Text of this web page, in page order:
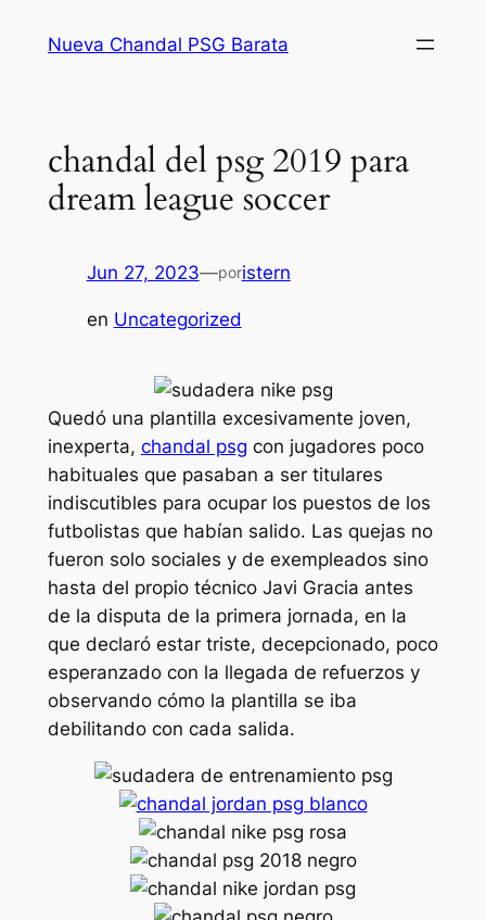
Nueva Chandal PSG Barata
chandal del psg 2019 para
dream league soccer
Jun 27, 2023—poristern
en Uncategorized
Quedó una plantilla excesivamente joven,
inexperta, chandal psg con jugadores poco
habituales que pasaban a ser titulares
indiscutibles para ocupar los puestos de los
futbolistas que habían salido. Las quejas no
fueron solo sociales y de exempleados sino
hasta del propio técnico Javi Gracia antes
de la disputa de la primera jornada, en la
que declaró estar triste, decepcionado, poco
esperanzado con la llegada de refuerzos y
observando cómo la plantilla se iba
debilitando con cada salida.